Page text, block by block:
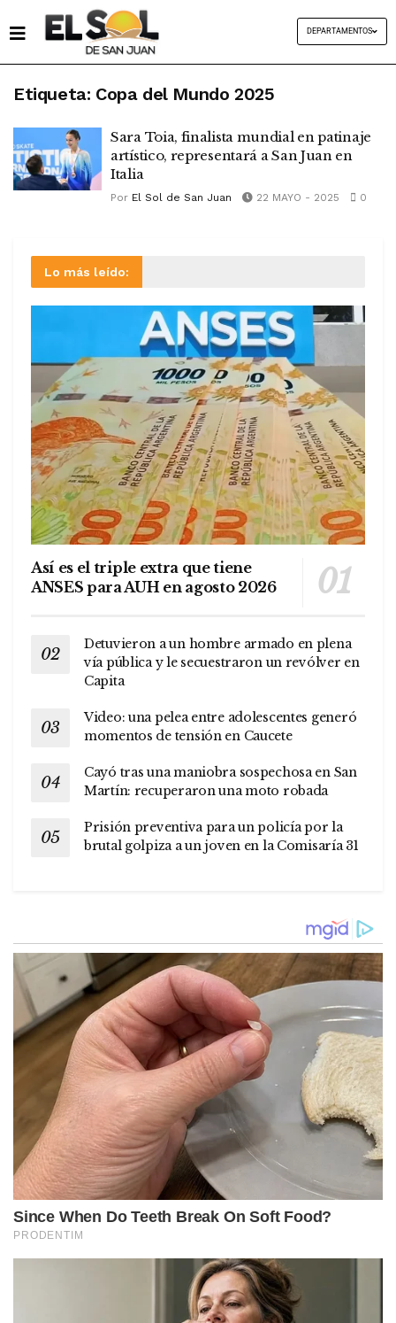
DEPARTAMENTOS
Etiqueta: Copa del Mundo 2025
Sara Toia, finalista mundial en patinaje
artístico, representará a San Juan en
Italia
Por El Sol de San Juan 22 MAYO - 2025 0
Lo más leído:
Así es el triple extra que tiene
ANSES para AUH en agosto 2026
Detuvieron a un hombre armado en plena
vía pública y le secuestraron un revólver en
Capita
Video: una pelea entre adolescentes generó
momentos de tensión en Caucete
Cayó tras una maniobra sospechosa en San
Martín: recuperaron una moto robada
Prisión preventiva para un policía por la
brutal golpiza a un joven en la Comisaría 31